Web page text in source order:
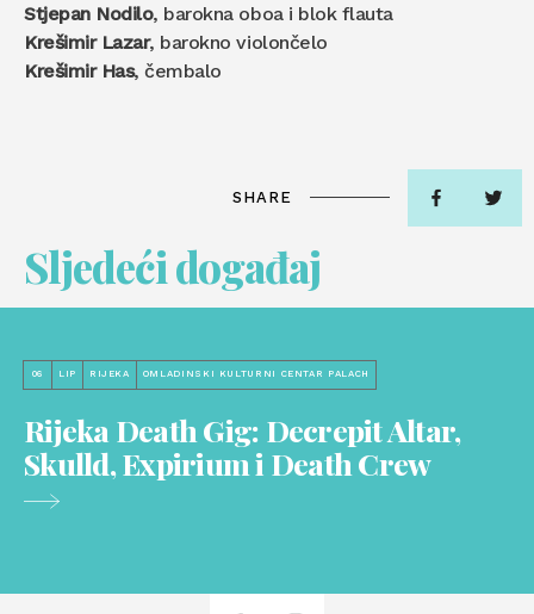
Stjepan Nodilo, barokna oboa i blok flauta
Krešimir Lazar, barokno violončelo
Krešimir Has, čembalo
SHARE
Sljedeći događaj
06 LIP RIJEKA OMLADINSKI KULTURNI CENTAR PALACH
Rijeka Death Gig: Decrepit Altar,
Skulld, Expirium i Death Crew